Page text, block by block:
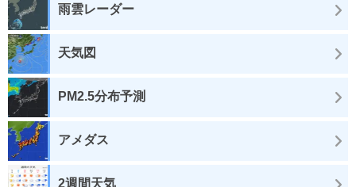
雨雲レーダー
天気図
PM2.5分布予測
アメダス
2週間天気